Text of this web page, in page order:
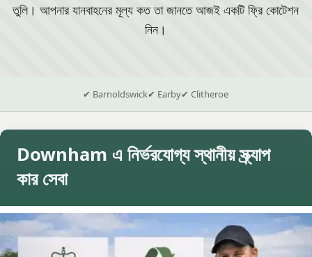
তুলি। আপনার যানবাহনের মূল্য কত তা জানতে আজই একটি ফ্রি কোটেশন
নিন।
✔ Barnoldswick✔ Earby✔ Clitheroe
Downham এ নির্ভরযোগ্য স্থানীয় স্ক্র্যাপ
কার সেবা